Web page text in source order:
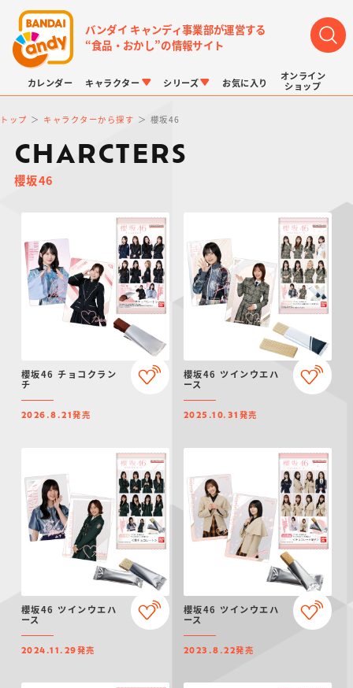
バンダイ キャンディ事業部が運営する
“食品・おかし”の情報サイト
カレンダー キャラクター
ズ
PROJECT R.E.D.・
スーパー戦隊シリー
ズ
ガンダムシリーズ
ポケットモンスター
アンパンマン
サンリオキャラクタ
ーズ
たまご
シリーズ
つりグミ
にふぉるめーしょん
＆スクエアシール
SMPシリーズ
ポケモンスケールワ
ールド
キャラデコ
お気に入り
オンライン
ショップ
トップ キャラクターから探す 櫻坂46
CHARCTERS
櫻坂46
櫻坂46 チョコクラン
チ
2026.8.21発売
櫻坂46 ツインウエハ
ース
2025.10.31 発売
櫻坂46 ツインウエハ
ース
2024.11.29発売
櫻坂46 ツインウエハ
ース
2023.8.22発売